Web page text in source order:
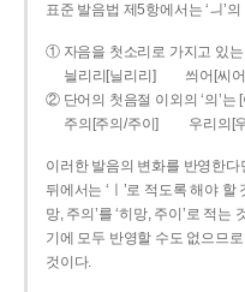
표준 발음법 제5항에서는 ‘ㅢ’
① 자음을 첫소리로 가지고 있는
늴리리[닐리리]
씌어[씨
② 단어의 첫음절 이외의 ‘의’는
주의[주의/주이]
우리의[
이러한 발음의 변화를 반영한다
뒤에서는 ‘ㅣ’로 적도록 해야 할
망, 주의’를 ‘히망, 주이’로 적
기에 모두 반영할 수도 없으므로
것이다.